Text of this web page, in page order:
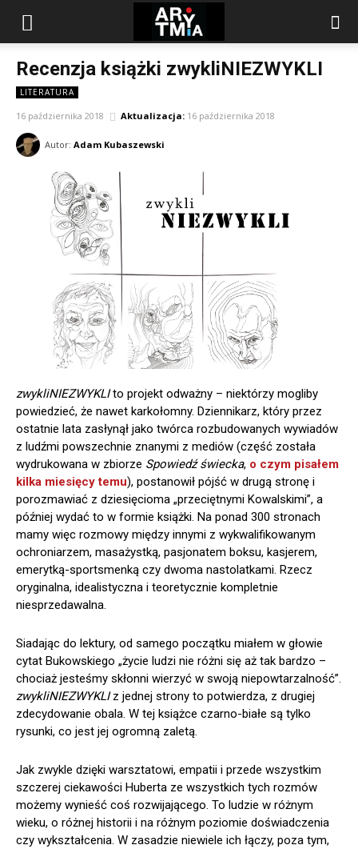
arytmia.eu
Recenzja książki zwykliNIEZWYKLI
LITERATURA
16 października 2018 Aktualizacja: 16 października 2018
Autor: Adam Kubaszewski
zwykliNIEZWYKLIto projekt odważny – niektórzy mogliby
powiedzieć, że nawet karkołomny. Dziennikarz, który przez
ostatnie lata zasłynął jako twórca rozbudowanych wywiadów
z ludźmi powszechnie znanymi z mediów (część została
wydrukowana w zbiorze Spowiedź świecka, o czym pisałem
kilka miesięcy temu), postanowił pójść w drugą stronę i
porozmawiać z dziesięcioma „przeciętnymi Kowalskimi”, a
później wydać to w formie książki. Na ponad 300 stronach
mamy więc rozmowy między innymi z wykwalifikowanym
ochroniarzem, masażystką, pasjonatem boksu, kasjerem,
emerytką-sportsmenką czy dwoma nastolatkami. Rzecz
oryginalna, idealistyczna i teoretycznie kompletnie
niesprzedawalna.
Siadając do lektury, od samego początku miałem w głowie
cytat Bukowskiego „życie ludzi nie różni się aż tak bardzo –
chociaż jesteśmy skłonni wierzyć w swoją niepowtarzalność”.
zwykliNIEZWYKLIz jednej strony to potwierdza, z drugiej
zdecydowanie obala. W tej książce czarno-białe są tylko
rysunki, co jest jej ogromną zaletą.
Jak zwykle dzięki warsztatowi, empatii i przede wszystkim
szczerej ciekawości Huberta ze wszystkich tych rozmów
możemy wynieść coś rozwijającego. To ludzie w różnym
wieku, o różnej historii i na różnym poziomie doświadczenia
czy wykształcenia. W zasadzie niewiele ich łączy, poza tym,